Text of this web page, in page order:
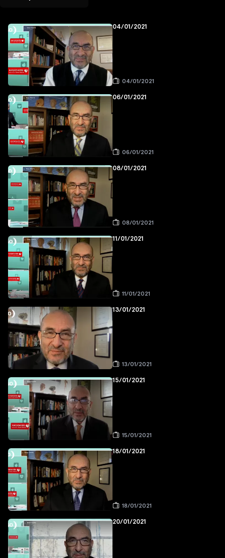
04/01/2021
04/01/2021
06/01/2021
06/01/2021
08/01/2021
08/01/2021
11/01/2021
11/01/2021
13/01/2021
13/01/2021
15/01/2021
15/01/2021
18/01/2021
18/01/2021
20/01/2021